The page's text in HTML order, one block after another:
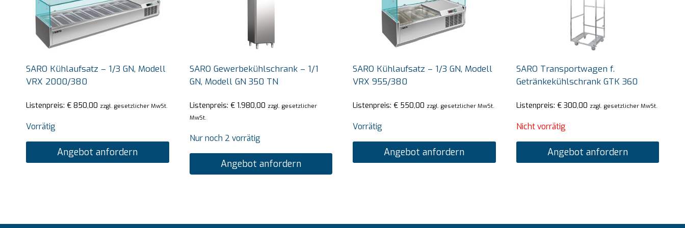
SARO Kühlaufsatz – 1/3 GN, Modell
VRX 2000/380
Listenpreis: € 850,00 zzgl. gesetzlicher MwSt.
Vorrätig
Angebot anfordern
SARO Gewerbekühlschrank – 1/1
GN, Modell GN 350 TN
Listenpreis: €1.980,00 zzgl. gesetzlicher
MwSt.
Nur noch 2 vorrätig
Angebot anfordern
SARO Kühlaufsatz – 1/3 GN, Modell
VRX 955/380
Listenpreis: € 550,00 zzgl. gesetzlicher MwSt.
Vorrätig
Angebot anfordern
SARO Transportwagen f.
Getränkekühlschrank GTK 360
Listenpreis: €300,00 zzgl. gesetzlicher MwSt.
Nicht vorrätig
Angebot anfordern